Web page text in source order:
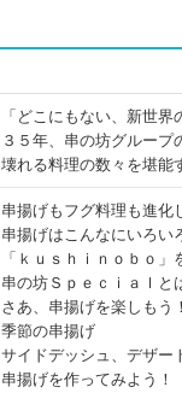
「どこにもない、新世
３５年、串の坊グルー
壊れる料理の数々を堪能
串揚げもフグ料理も進化
串揚げはこんなにいろい
「ｋｕｓｈｉｎｏｂｏ
串の坊Ｓｐｅｃｉａｌと
さあ、串揚げを楽しもう！
季節の串揚げ
サイドデッシュ、デザー
串揚げを作ってみよう！